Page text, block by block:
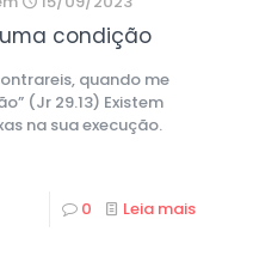
condição
quando me
(Jr 29.13) Existem
na sua execução.
0 Leia mais